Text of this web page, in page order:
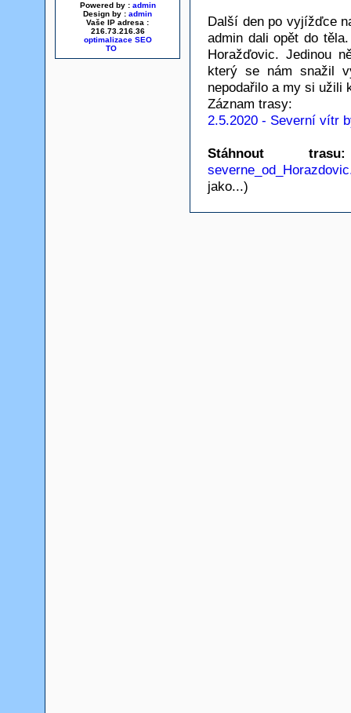
Powered by : admin
Design by : admin
Vaše IP adresa :
216.73.216.36
optimalizace SEO
Další den po vyjížďce
admin dali opět do
Horažďovic. Jedinou
který se nám snažil
nepodařilo a my si užili
Záznam trasy:
2.5.2020 - Severní vítr
Stáhnout
jako...)